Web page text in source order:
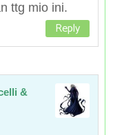
ttg mio ini.
Reply
&